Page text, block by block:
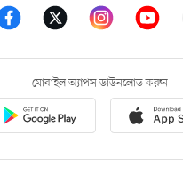
মোবাইল অ্যাপস ডাউনলোড করুন